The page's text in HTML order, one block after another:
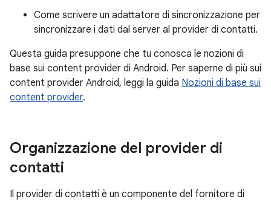
Come scrivere un adattatore di sincronizzazione per
sincronizzare i dati dal server al provider di contatti.
Questa guida presuppone che tu conosca le nozioni di
base sui content provider di Android. Per saperne di più sui
content provider Android, leggi la guida Nozioni di base sui
content provider.
Organizzazione del provider di
contatti
Il provider di contatti è un componente del fornitore di